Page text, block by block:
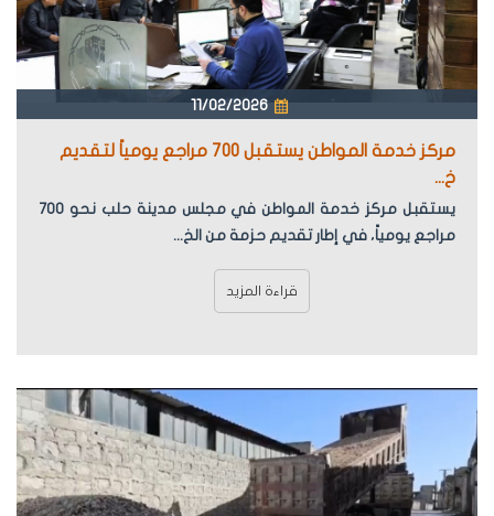
11/02/2026
مركز خدمة المواطن يستقبل 700 مراجع يومياً لتقديم
خ...
يستقبل مركز خدمة المواطن في مجلس مدينة حلب نحو 700
مراجع يومياً، في إطار تقديم حزمة من الخ...
قراءة المزيد